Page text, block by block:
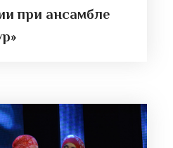
при ансамбле